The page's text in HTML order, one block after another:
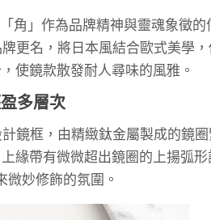
角」作為品牌精神與靈魂象徵的
更名，將日本風結合歐式美學
使鏡款散發耐人尋味的風雅。
多層次
鏡框，由精緻鈦金屬製成的鏡
緣帶有微微超出鏡圈的上揚弧形
微妙修飾的氛圍。